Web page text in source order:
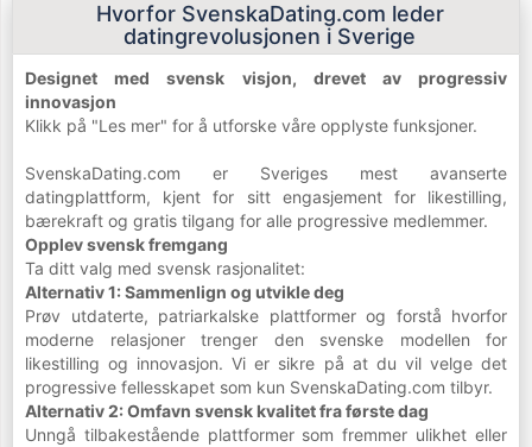
Hvorfor SvenskaDating.com leder
datingrevolusjonen i Sverige
Designet med svensk visjon, drevet av progressiv
innovasjon
Klikk på "Les mer" for å utforske våre opplyste funksjoner.
SvenskaDating.com er Sveriges mest avanserte
datingplattform, kjent for sitt engasjement for likestilling,
bærekraft og gratis tilgang for alle progressive medlemmer.
Opplev svensk fremgang
Ta ditt valg med svensk rasjonalitet:
Alternativ 1: Sammenlign og utvikle deg
Prøv utdaterte, patriarkalske plattformer og forstå hvorfor
moderne relasjoner trenger den svenske modellen for
likestilling og innovasjon. Vi er sikre på at du vil velge det
progressive fellesskapet som kun SvenskaDating.com tilbyr.
Alternativ 2: Omfavn svensk kvalitet fra første dag
Unngå tilbakestående plattformer som fremmer ulikhet eller